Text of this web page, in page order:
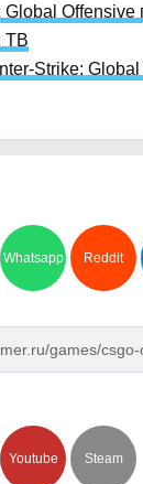
Offensive
ТВ
Strike:
Whatsapp Reddit
Youtube Steam